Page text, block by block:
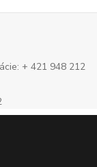
+ 421 948 212